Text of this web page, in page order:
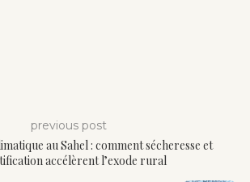
previous post
au Sahel : comment sécheresse et
accélèrent l’exode rural